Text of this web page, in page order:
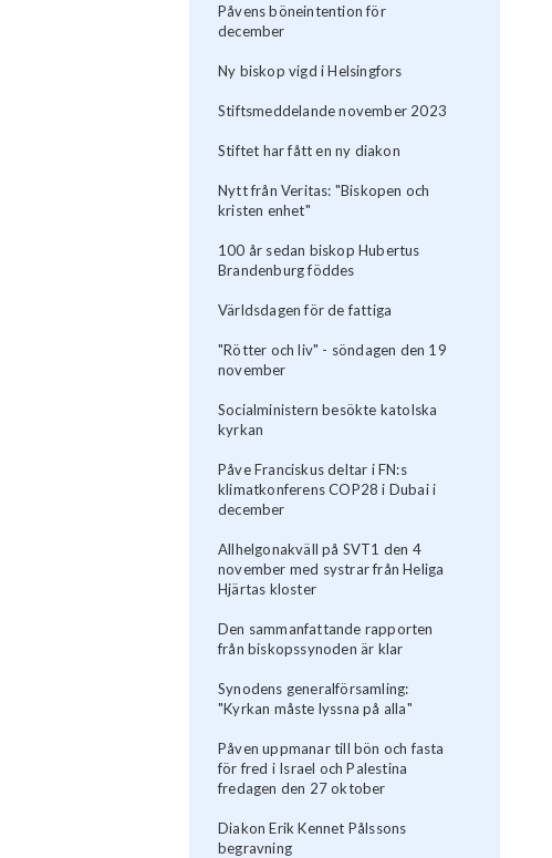
Påvens böneintention för
december
Ny biskop vigd i Helsingfors
Stiftsmeddelande november 2023
Stiftet har fått en ny diakon
Nytt från Veritas: "Biskopen och
kristen enhet"
100 år sedan biskop Hubertus
Brandenburg föddes
Världsdagen för de fattiga
"Rötter och liv" - söndagen den 19
november
Socialministern besökte katolska
kyrkan
Påve Franciskus deltar i FN:s
klimatkonferens COP28 i Dubai i
december
Allhelgonakväll på SVT1 den 4
november med systrar från Heliga
Hjärtas kloster
Den sammanfattande rapporten
från biskopssynoden är klar
Synodens generalförsamling:
"Kyrkan måste lyssna på alla"
Påven uppmanar till bön och fasta
för fred i Israel och Palestina
fredagen den 27 oktober
Diakon Erik Kennet Pålssons
begravning